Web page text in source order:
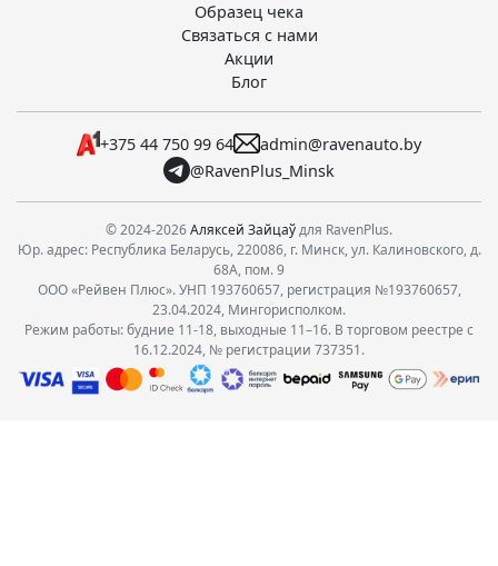
Образец чека
Связаться с нами
Акции
Блог
+375 44 750 99 64
admin@ravenauto.by
@RavenPlus_Minsk
© 2024-2026Аляксей Зайцаўдля RavenPlus.
Юр. адрес: Республика Беларусь, 220086, г. Минск, ул. Калиновского, д.
68А, пом. 9
ООО «Рейвен Плюс». УНП 193760657, регистрация №193760657,
23.04.2024, Мингорисполком.
Режим работы: будние 11-18, выходные 11–16. В торговом реестре с
16.12.2024, № регистрации 737351.